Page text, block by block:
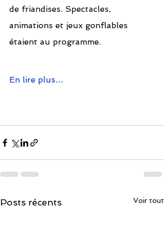
de friandises. Spectacles,
animations et jeux gonflables
étaient au programme.
En lire plus…
Posts récents Voir tout